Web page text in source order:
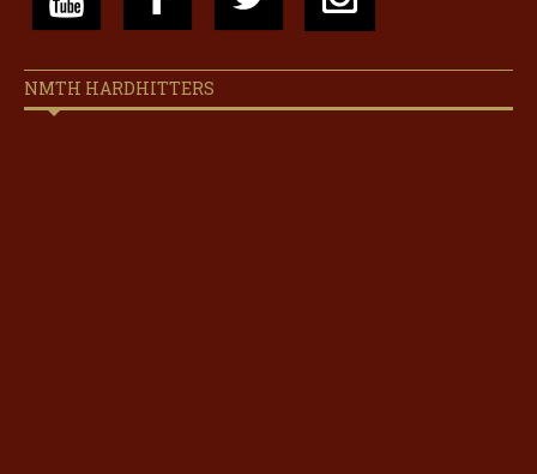
NMTH HARDHITTERS